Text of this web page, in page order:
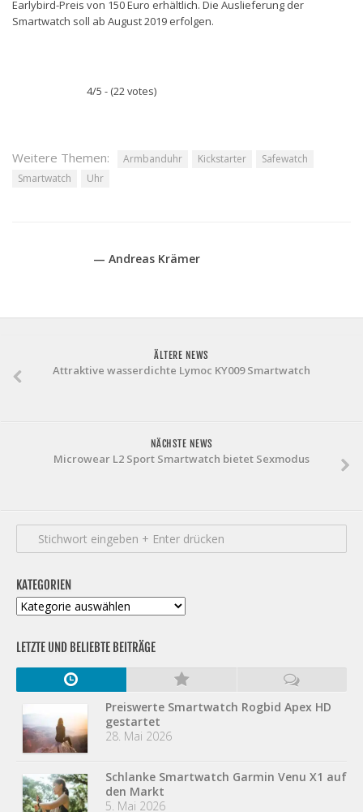
Earlybird-Preis von 150 Euro erhältlich. Die Auslieferung der
Smartwatch soll ab August 2019 erfolgen.
4/5 - (22 votes)
Weitere Themen: Armbanduhr Kickstarter
Safewatch
Smartwatch
Uhr
— Andreas Krämer
ÄLTERE NEWS
Attraktive wasserdichte Lymoc KY009 Smartwatch
NÄCHSTE NEWS
Microwear L2 Sport Smartwatch bietet Sexmodus
KATEGORIEN
Kategorien
LETZTE UND BELIEBTE BEITRÄGE
Preiswerte Smartwatch Rogbid Apex HD
gestartet
28. Mai 2026
Schlanke Smartwatch Garmin Venu X1 auf
den Markt
5. Mai 2026